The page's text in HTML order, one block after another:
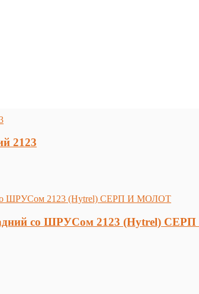
2123
со ШРУСом 2123 (Hytrel)